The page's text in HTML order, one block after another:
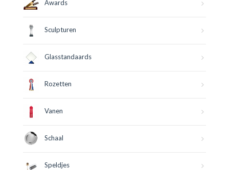
Awards
Sculpturen
Glasstandaards
Rozetten
Vanen
Schaal
Speldjes